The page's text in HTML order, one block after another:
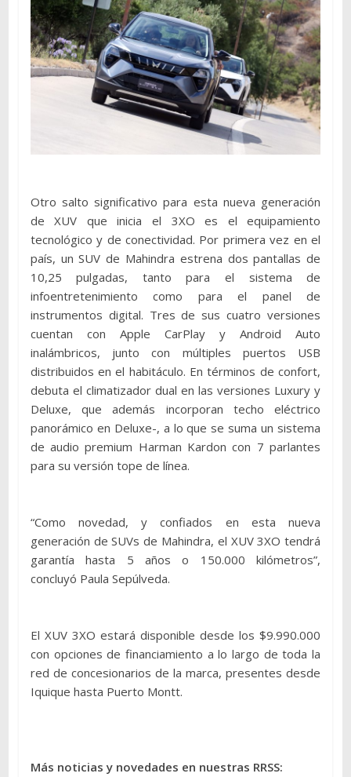
Otro salto significativo para esta nueva generación
de XUV que inicia el 3XO es el equipamiento
tecnológico y de conectividad. Por primera vez en el
país, un SUV de Mahindra estrena dos pantallas de
10,25 pulgadas, tanto para el sistema de
infoentretenimiento como para el panel de
instrumentos digital. Tres de sus cuatro versiones
cuentan con Apple CarPlay y Android Auto
inalámbricos, junto con múltiples puertos USB
distribuidos en el habitáculo. En términos de confort,
debuta el climatizador dual en las versiones Luxury y
Deluxe, que además incorporan techo eléctrico
panorámico en Deluxe-, a lo que se suma un sistema
de audio premium Harman Kardon con 7 parlantes
para su versión tope de línea.
“Como novedad, y confiados en esta nueva
generación de SUVs de Mahindra, el XUV 3XO tendrá
garantía hasta 5 años o 150.000 kilómetros”,
concluyó Paula Sepúlveda.
El XUV 3XO estará disponible desde los $9.990.000
con opciones de financiamiento a lo largo de toda la
red de concesionarios de la marca, presentes desde
Iquique hasta Puerto Montt.
Más noticias y novedades en nuestras RRSS: